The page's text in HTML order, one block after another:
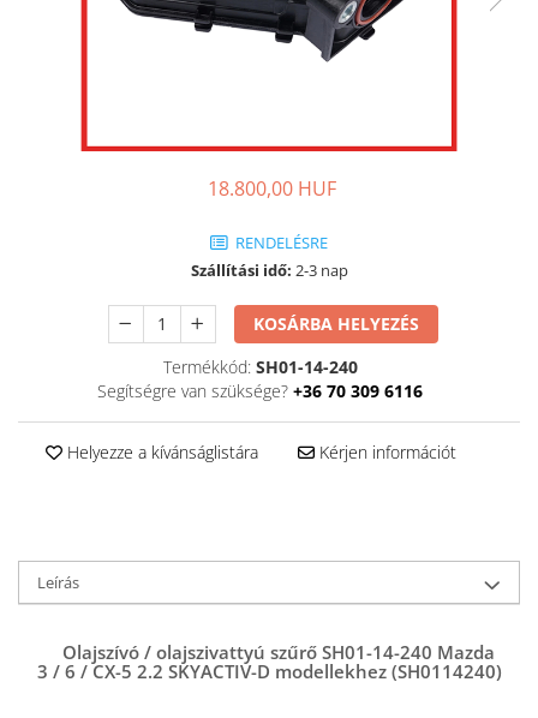
18.800,00 HUF
RENDELÉSRE
Szállítási idő: 2-3 nap
KOSÁRBA HELYEZÉS
Termékkód: SH01-14-240
Segítségre van szüksége? +36 70 309 6116
Helyezze a kívánságlistára Kérjen információt
Leírás
Olajszívó / olajszivattyú szűrő SH01-14-240 Mazda
3 / 6 / CX-5 2.2 SKYACTIV-D modellekhez (SH0114240)